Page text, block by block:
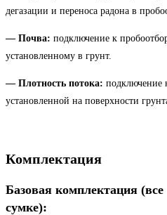
дегазации и переноса радона в
— Почва: подключение к
установленному в грунт.
— Плотность потока: подключение
установленной на поверхности
Комплектация
Базовая комплектация
сумке):